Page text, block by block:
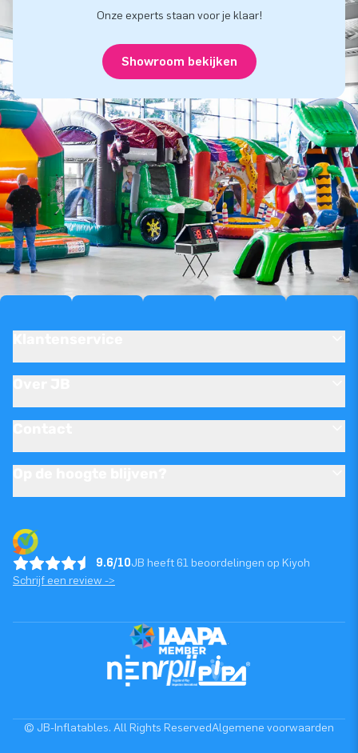
Onze experts staan voor je klaar!
Showroom bekijken
9.6/10JB heeft 61 beoordelingen op Kiyoh
Schrijf een review ->
© JB-Inflatables. All Rights ReservedAlgemene voorwaarden